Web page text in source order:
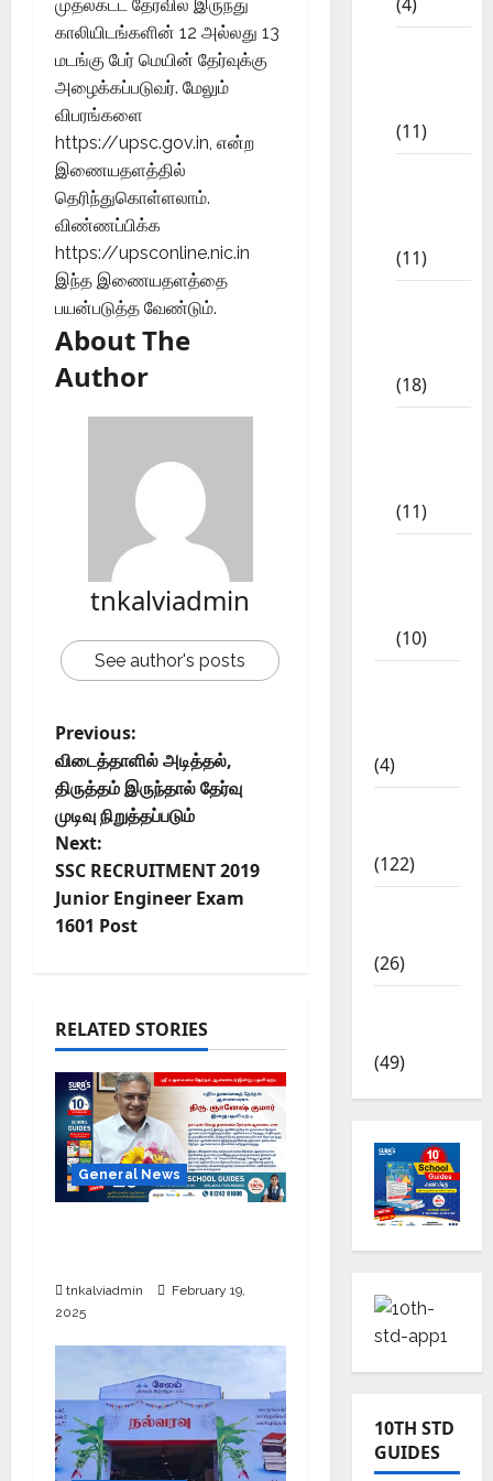
முதல்கட்ட தேர்வில் இருந்து
காலியிடங்களின் 12 அல்லது 13
மடங்கு பேர் மெயின் தேர்வுக்கு
அழைக்கப்படுவர். மேலும்
விபரங்களை
https://upsc.gov.in, என்ற
இணையதளத்தில்
தெரிந்துகொள்ளலாம்.
விண்ணப்பிக்க
https://upsconline.nic.in
இந்த இணையதளத்தை
பயன்படுத்த வேண்டும்.
About The
Author
tnkalviadmin
See author's posts
Previous:
விடைத்தாளில் அடித்தல்,
திருத்தம் இருந்தால் தேர்வு
முடிவு நிறுத்தப்படும்
Next:
SSC RECRUITMENT 2019
Junior Engineer Exam
1601 Post
RELATED STORIES
General News
tnkalviadmin
February 19,
2025
(11)
(11)
(18)
(11)
(10)
(4)
(122)
(26)
(49)
10TH STD
GUIDES